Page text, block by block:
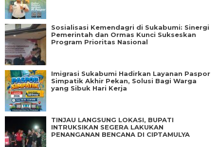
Sosialisasi Kemendagri di Sukabumi: Sinergi
Pemerintah dan Ormas Kunci Sukseskan
Program Prioritas Nasional
Imigrasi Sukabumi Hadirkan Layanan Paspor
Simpatik Akhir Pekan, Solusi Bagi Warga
yang Sibuk Hari Kerja
TINJAU LANGSUNG LOKASI, BUPATI
INTRUKSIKAN SEGERA LAKUKAN
PENANGANAN BENCANA DI CIPTAMULYA